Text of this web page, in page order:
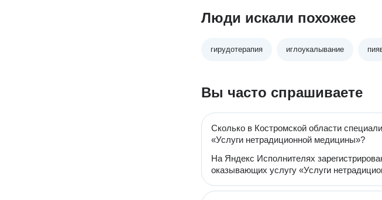
Люди искали похожее
гирудотерапия иглоукалывание
Вы часто спрашиваете
Сколько в Костромской области
«Услуги нетрадиционной медицины»?
На Яндекс Исполнителях
оказывающих услугу «Услуги